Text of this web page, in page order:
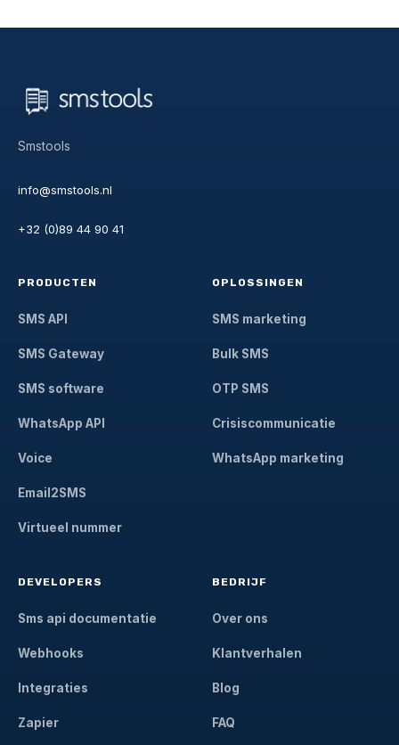
Smstools
info@smstools.nl
+32 (0)89 44 90 41
PRODUCTEN
SMS API
SMS Gateway
SMS software
WhatsApp API
Voice
Email2SMS
Virtueel nummer
OPLOSSINGEN
SMS marketing
Bulk SMS
OTP SMS
Crisiscommunicatie
WhatsApp marketing
DEVELOPERS
Sms api documentatie
Webhooks
Integraties
Zapier
BEDRIJF
Over ons
Klantverhalen
Blog
FAQ